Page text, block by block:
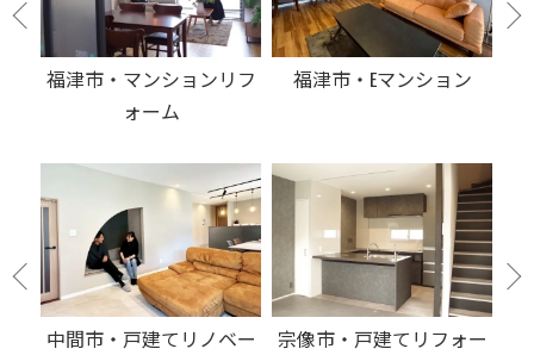
福津市・Eマンション 飯塚市・Mマンション
宗像市・戸建てリフォー
福岡市東区・戸建てリフ